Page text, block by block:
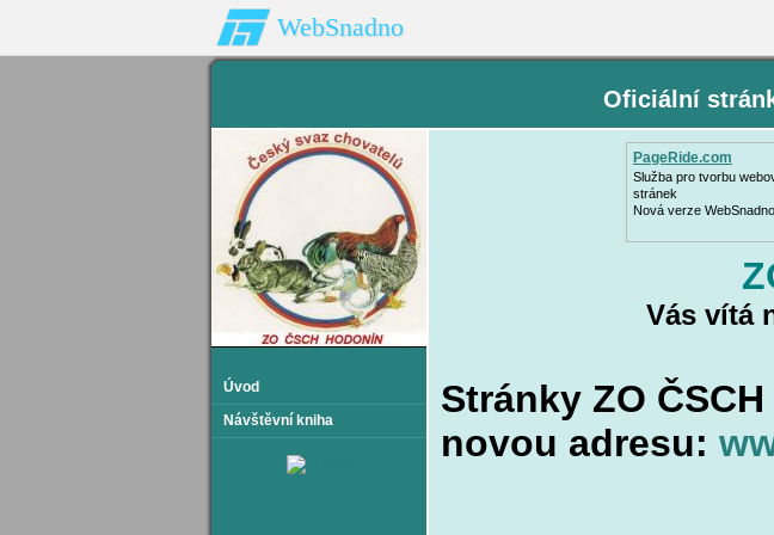
WebSnadno
Oficiální
Úvod
Návštěvní kniha
PageRide.com
Služba pro tvorbu
stránek
Nová verze
Vás vítá
Stránky ZO
novou adresu: